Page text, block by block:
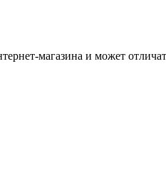
магазина и может